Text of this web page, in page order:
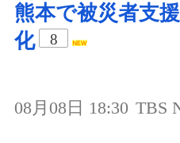
熊本で被災者支
化
8
08月08日 18:30 TBS